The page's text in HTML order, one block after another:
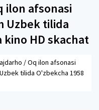
ilon afsonasi
Uzbek tilida
kino HD skachat
/ Oq ilon afsonasi
tilida O'zbekcha 1958